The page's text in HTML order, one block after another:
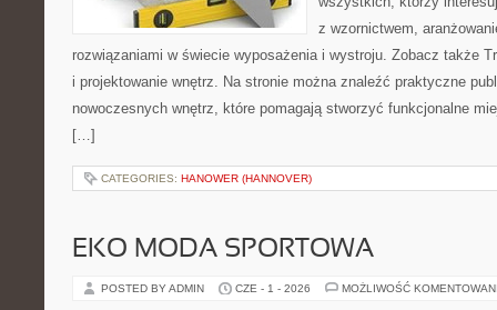
z wzornictwem,
rozwiązaniami w świecie wyposażenia i wystroju. Zobacz także
i projektowanie wnętrz. Na stronie można znaleźć praktyczne
nowoczesnych wnętrz, które pomagają stworzyć funkcjonalne
[…]
CATEGORIES: HANOWER (HANNOVER)
EKO MODA SPORTOWA
POSTED BY ADMIN CZE - 1 - 2026 MOŻLIWOŚĆ